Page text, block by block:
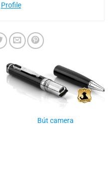
Profile
Bút camera